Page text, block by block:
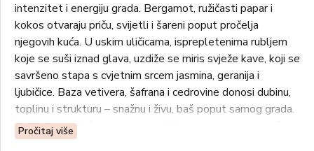
intenzitet i energiju grada. Bergamot, ružičasti papar i
kokos otvaraju priču, svijetli i šareni poput pročelja
njegovih kuća. U uskim uličicama, isprepletenima rubljem
koje se suši iznad glava, uzdiže se miris svježe kave, koji se
savršeno stapa s cvjetnim srcem jasmina, geranija i
ljubičice. Baza vetivera, šafrana i cedrovine donosi dubinu,
toplinu i strukturu – snažnu i živu, baš poput samog grada.
Oni koji se zadrže otkrivaju i nježniju, gotovo intimnu srž:
miris koji ostaje, noseći duh Napulja u svakom dahu.
Pročitaj više